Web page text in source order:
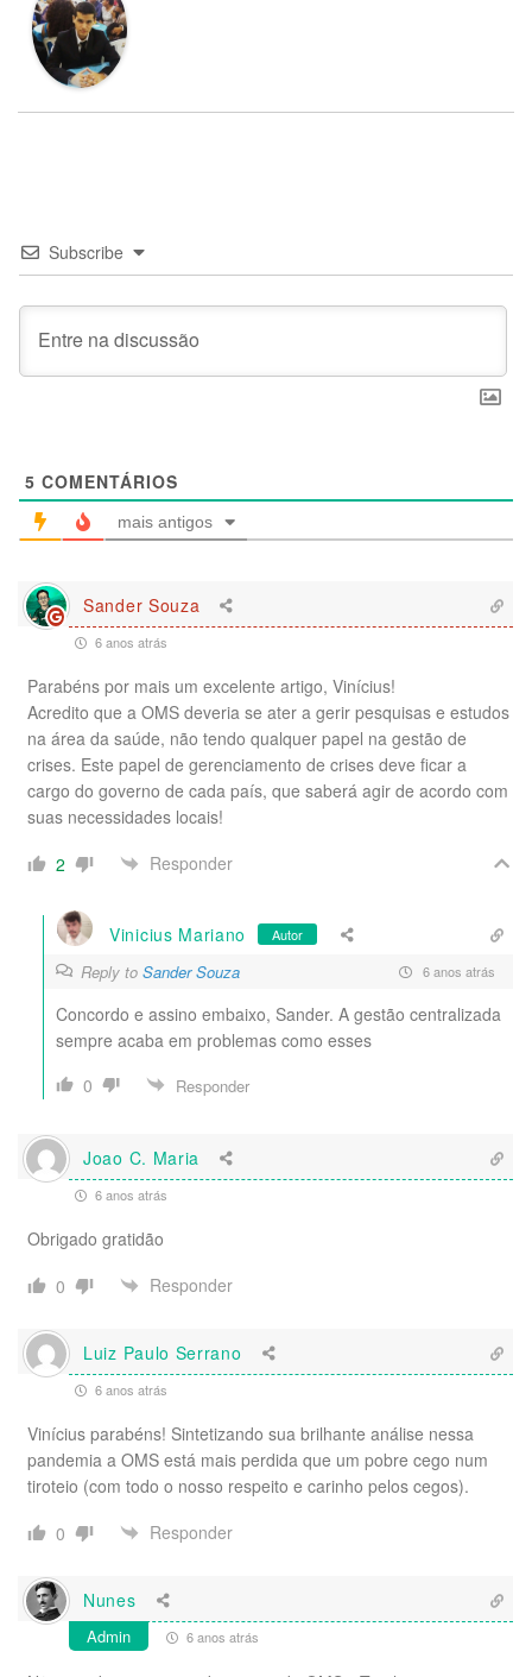
Subscribe
5 COMENTÁRIOS
mais antigos
Sander Souza
6 anos atrás
Parabéns por mais um excelente artigo, Vinícius!
Acredito que a OMS deveria se ater a gerir pesquisas e estudos
na área da saúde, não tendo qualquer papel na gestão de
crises. Este papel de gerenciamento de crises deve ficar a
cargo do governo de cada país, que saberá agir de acordo com
suas necessidades locais!
2
Responder
Vinicius Mariano Autor
Reply to Sander Souza 6 anos atrás
Concordo e assino embaixo, Sander. A gestão centralizada
sempre acaba em problemas como esses
0
Responder
Joao C. Maria
6 anos atrás
Obrigado gratidão
0
Responder
Luiz Paulo Serrano
6 anos atrás
Vinícius parabéns! Sintetizando sua brilhante análise nessa
pandemia a OMS está mais perdida que um pobre cego num
tiroteio (com todo o nosso respeito e carinho pelos cegos).
0
Responder
Nunes
Admin 6 anos atrás